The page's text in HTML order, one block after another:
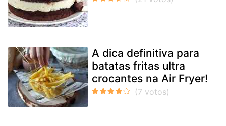
A dica definitiva para
batatas fritas ultra
crocantes na Air Fryer!